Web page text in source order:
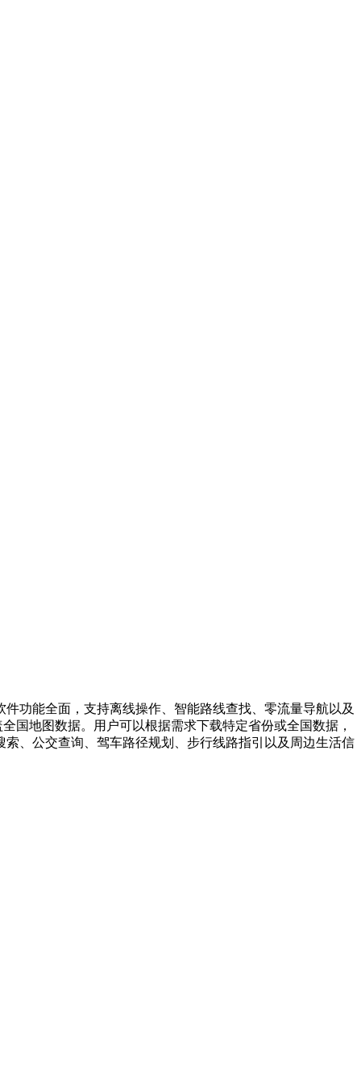
功能全面，支持离线操作、智能路线查找、零流量导航以及
国地图数据。用户可以根据需求下载特定省份或全国数据，
、公交查询、驾车路径规划、步行线路指引以及周边生活信